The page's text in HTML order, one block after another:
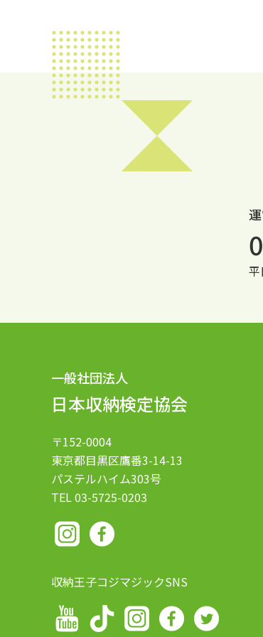
一般社団法人
日本収納検定協会
〒152-0004
東京都目黒区鷹番3-14-13
パステルハイム303号
TEL 03-5725-0203
収納王子コジマジックSNS